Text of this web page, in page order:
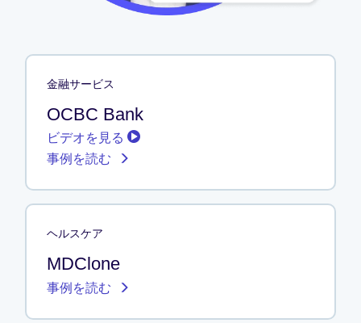
金融サービス
OCBC Bank
ビデオを見る
事例を読む
ヘルスケア
MDClone
事例を読む